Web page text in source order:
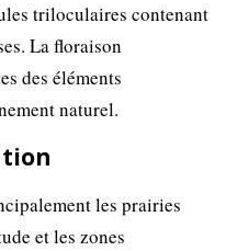
triloculaires contenant
La floraison
des éléments
naturel.
les prairies
et les zones